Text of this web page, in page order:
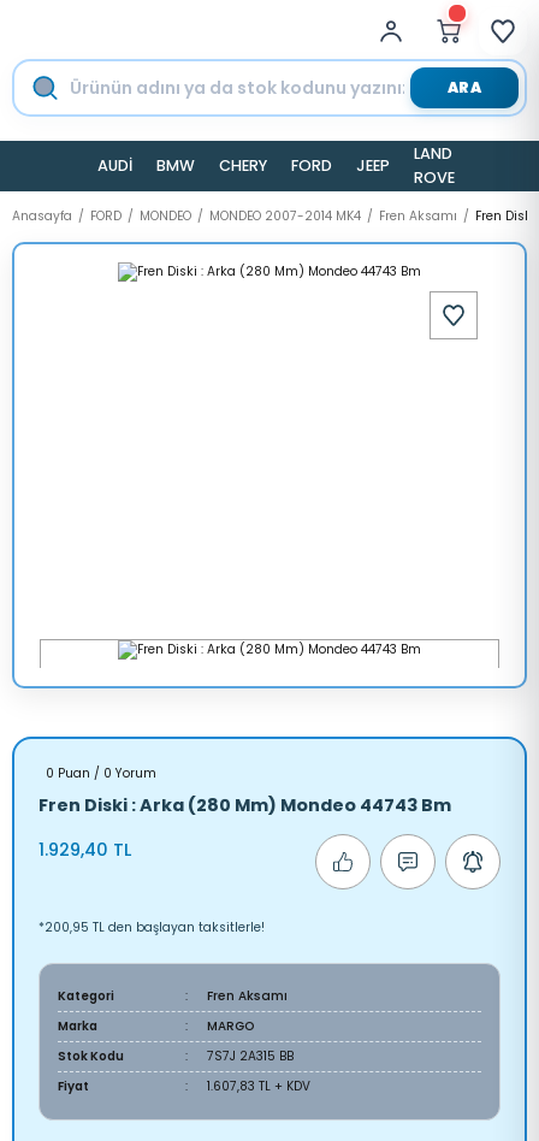
ARA
AUDİ BMW CHERY FORD JEEP
LAND
ROVER
Anasayfa FORD MONDEO MONDEO 2007-2014 MK4 Fren Aksamı Fren
0 Puan / 0 Yorum
Fren Diski : Arka (280 Mm) Mondeo 44743 Bm
1.929,40 TL
*200,95 TL den başlayan taksitlerle!
Kategori
Fren Aksamı
Marka
MARGO
Stok Kodu
7S7J 2A315 BB
Fiyat
1.607,83 TL + KDV